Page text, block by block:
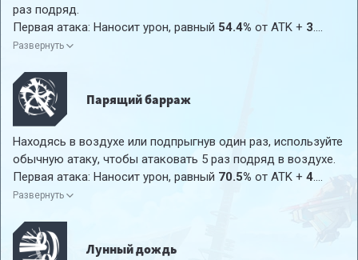
раз подряд.
Первая атака: Наносит урон, равный 54.4% от ATK + 3.
Вторая атака: Наносит урон, равный
Четвертая атака: Наносит урон, равный
Пятая атака: Наносит урон, равный
Развернуть
Парящий барраж
Находясь в воздухе или подпрыгнув один раз, используйте
обычную атаку, чтобы атаковать 5 раз подряд в воздухе.
Первая атака: Наносит урон, равный 70.5% от ATK + 4.
Вторая атака: Наносит урон, равный
Четвертая атака: Наносит урон, равный
Пятая атака: Наносит урон, равный
Развернуть
Лунный дождь